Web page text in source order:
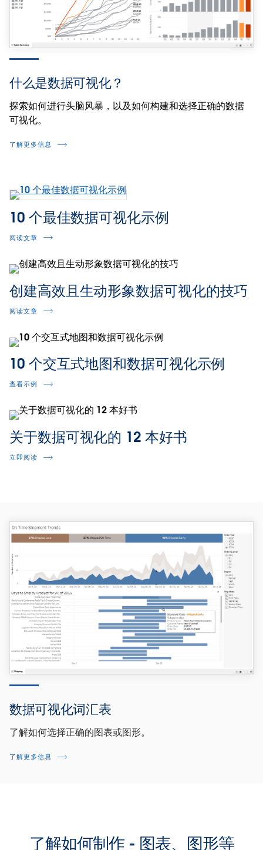
什么是数据可视化？
探索如何进行头脑风暴，以及如何构建和选择正确的数据
可视化。
了解更多信息
10 个最佳数据可视化示例
阅读文章
创建高效且生动形象数据可视化的技巧
阅读文章
10 个交互式地图和数据可视化示例
查看示例
关于数据可视化的 12 本好书
立即阅读
数据可视化词汇表
了解如何选择正确的图表或图形。
了解更多信息
了解如何制作 - 图表、图形等